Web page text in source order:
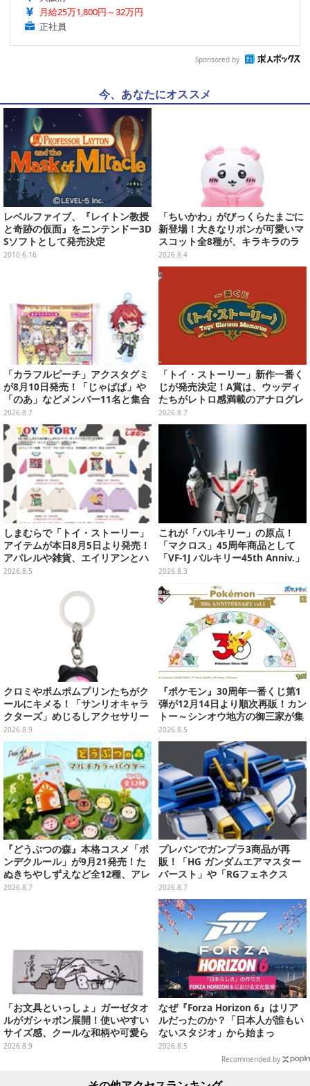
月給25万1,800円～32万円
正社員
Sponsored by
今、あなたにオススメ
レベルファイブ、『レイトン教授
と奇跡の仮面』をニンテンドー3D
Sソフトとして発売決定
2010.6.16
「ちいかわ」がびっくらたまごに
新登場！大きなリボンが可愛いマ
スコット全8種が、キラキラのラ
メ入り入浴剤から飛び出す
2026.8.4
「カラフルピーチ」アクスタグミ
が8月10日発売！「じゃぱぱ」や
「のあ」などメンバー11名と集合
デザイン全15種、ボールチェーン
付きでアクセサリーにも
2026.8.7
「トイ・ストーリー」新作一番く
じが発売決定！A賞は、ウッディ
たちがレトロ感満載のアナログレ
コード上を走る姿で立体化
2026.8.7
しまむらで「トイ・ストーリー」
アイテムが本日8月5日より発売！
アパレルや雑貨、エイリアンとハ
ムのダイカットクッションなど盛
2026.8.5
これが「バルキリー」の原点！
「マクロス」45周年商品として
「VF-1J バルキリー45th Anniv.」
が予約開始
2026.8.3
クロミやポムポムプリンたちがク
ールにキメる！「サンリオキャラ
クターズ」めじるしアクセサリー
がガシャポン展開
2026.8.9
『ポケモン』30周年一番くじ第1
弾が12月14日より順次再販！カン
トー～シンオウ地方の御三家が集
まった時計、ぬいぐるみなど記念
グッズ盛りだくさん
2026.8.5
『どうぶつの森』本格コスメ「ポ
ンデクルール」が9月21発売！た
ぬきちやしずえなど全12種、アレ
ンジできるリアクションシールも
2026.8.7
プレバンでガンプラ3商品が再
販！「HG ガンダムエアマスター
バースト」や「RGフェネクス
（ナラティブVer.）」も
2026.8.7
「お文具といっしょ」ガーゼタオ
ルがガシャポン展開！使いやすい
サイズ感、クールな和柄や可愛ら
しいお寿司など全4種
2026.8.9
なぜ『Forza Horizon 6』はリア
ルだったのか？「日本人が誰もい
ないスタジオ」から始まっ
た、“生活感のある日本"の作り方
【CEDEC2026】
2026.8.5
Recommended by